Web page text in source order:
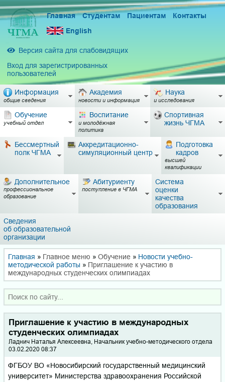
Главная Студентам Пациентам
Контакты
English
Версия сайта для слабовидящих
Вход для зарегистрированных
пользователей
Информация
общие сведения
Академия
новости и информация
Наука
и исследования
Обучение
учебный отдел
Воспитание
и молодёжная
политика
Спортивная
жизнь ЧГМА
Бессмертный
полк ЧГМА
Аккредитационно-
симуляционный центр
Подготовка
кадров
высшей
квалификации
Дополнительное
профессиональное
образование
Абитуриенту
поступление в ЧГМА
Система
оценки
качества
образования
Сведения
об образовательной
организации
Главная » Главное меню » Обучение » Новости учебно-
методической работы » Приглашение к участию в
международных студенческих олимпиадах
Приглашение к участию в международных
студенческих олимпиадах
Ладнич Наталья Алексеевна, Начальник учебно-методического отдела
03.02.2020 08:37
ФГБОУ ВО «Новосибирский государственный медицинский
университет» Министерства здравоохранения Российской